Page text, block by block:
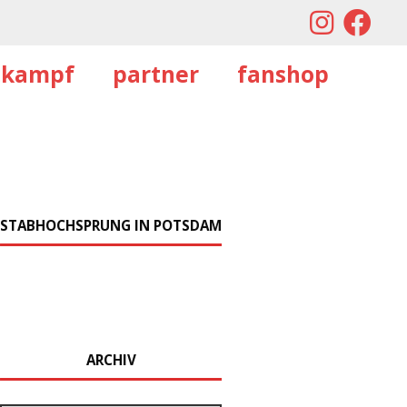
partner fanshop
STABHOCHSPRUNG IN POTSDAM
ARCHIV